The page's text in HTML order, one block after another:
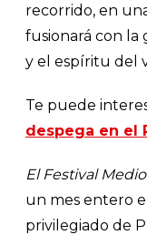
recorrido, en
fusionará con la
y el espíritu del
Te puede
despega en el
El Festival
un mes entero
privilegiado de